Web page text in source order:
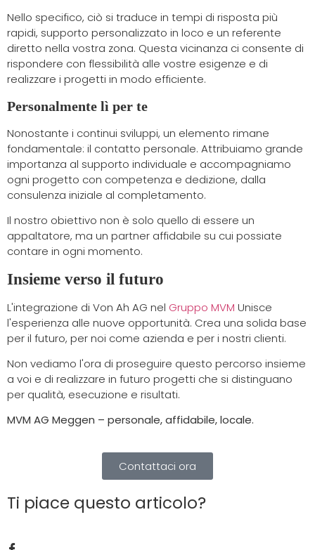
Nello specifico, ciò si traduce in tempi di risposta più
rapidi, supporto personalizzato in loco e un referente
diretto nella vostra zona. Questa vicinanza ci consente di
rispondere con flessibilità alle vostre esigenze e di
realizzare i progetti in modo efficiente.
Personalmente lì per te
Nonostante i continui sviluppi, un elemento rimane
fondamentale: il contatto personale. Attribuiamo grande
importanza al supporto individuale e accompagniamo
ogni progetto con competenza e dedizione, dalla
consulenza iniziale al completamento.
Il nostro obiettivo non è solo quello di essere un
appaltatore, ma un partner affidabile su cui possiate
contare in ogni momento.
Insieme verso il futuro
L'integrazione di Von Ah AG nel Gruppo MVM Unisce
l'esperienza alle nuove opportunità. Crea una solida base
per il futuro, per noi come azienda e per i nostri clienti.
Non vediamo l'ora di proseguire questo percorso insieme
a voi e di realizzare in futuro progetti che si distinguano
per qualità, esecuzione e risultati.
MVM AG Meggen – personale, affidabile, locale.
Contattaci ora
Ti piace questo articolo?